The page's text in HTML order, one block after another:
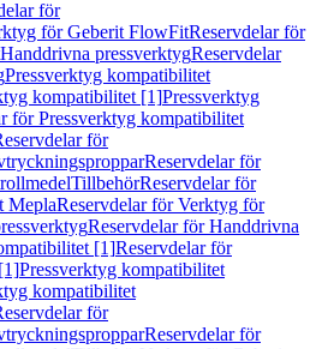
för
för Geberit FlowFitReservdelar för
Handdrivna pressverktygReservdelar
Pressverktyg kompatibilitet
kompatibilitet [1]Pressverktyg
för Pressverktyg kompatibilitet
för
Reservdelar för
TillbehörReservdelar för
MeplaReservdelar för Verktyg för
Reservdelar för Handdrivna
[1]Reservdelar för
Pressverktyg kompatibilitet
kompatibilitet
för
Reservdelar för